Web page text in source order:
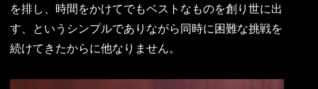
を排し、時間をかけてでもベストなものを創り世に出
す、というシンプルでありながら同時に困難な挑戦を
続けてきたからに他なりません。